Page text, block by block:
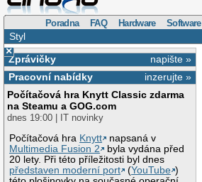
Poradna FAQ Hardware Software
Styl
×
napište »
Zprávičky
inzerujte »
Pracovní nabídky
Počítačová hra Knytt Classic zdarma
na Steamu a GOG.com
dnes 19:00 | IT novinky
Počítačová hra Knytt
napsaná v
Multimedia Fusion 2
byla vydána před
20 lety. Při této příležitosti byl dnes
představen moderní port
(YouTube )